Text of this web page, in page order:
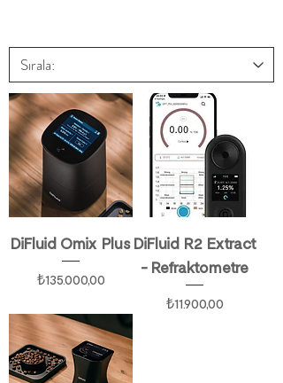
DiFluid Omix Plus
Fiyat
₺135.000,00
DiFluid R2 Extract
- Refraktometre
Fiyat
₺11.900,00